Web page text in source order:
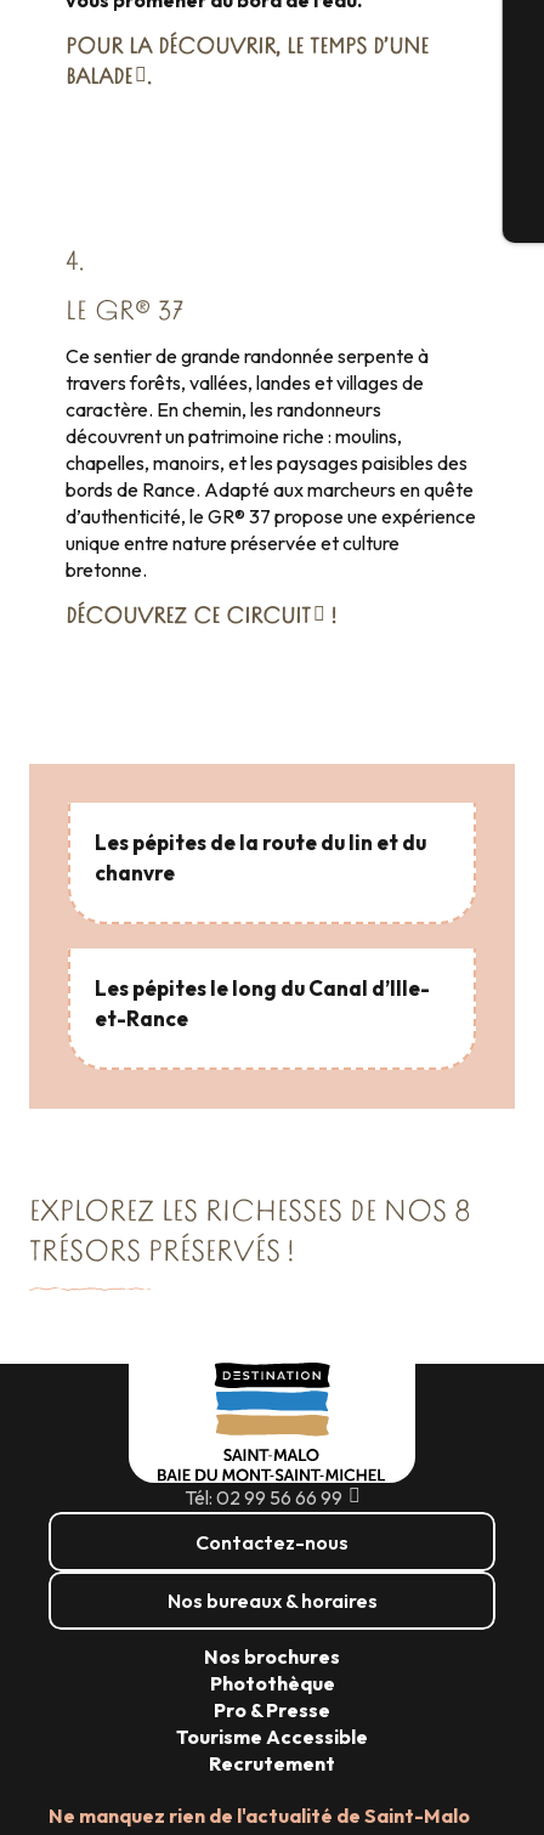
POUR LA DÉCOUVRIR, LE TEMPS D’UNE
BALADE
.
4.
LE GR® 37
Ce sentier de grande randonnée serpente à
travers forêts, vallées, landes et villages de
caractère. En chemin, les randonneurs
découvrent un patrimoine riche : moulins,
chapelles, manoirs, et les paysages paisibles des
bords de Rance. Adapté aux marcheurs en quête
d’authenticité, le GR® 37 propose une expérience
unique entre nature préservée et culture
bretonne.
DÉCOUVREZ CE CIRCUIT !
Les pépites de la route du lin et du
chanvre
Les pépites le long du Canal d’Ille-
et-Rance
EXPLOREZ LES RICHESSES DE NOS 8
TRÉSORS PRÉSERVÉS !
Lire la suite
Lire la suite
Lire la suite
Tél: 02 99 56 66 99
Contactez-nous
Nos bureaux & horaires
Ne manquez rien de l'actualité de Saint-Malo
Nos brochures
Photothèque
Pro & Presse
Tourisme Accessible
Recrutement